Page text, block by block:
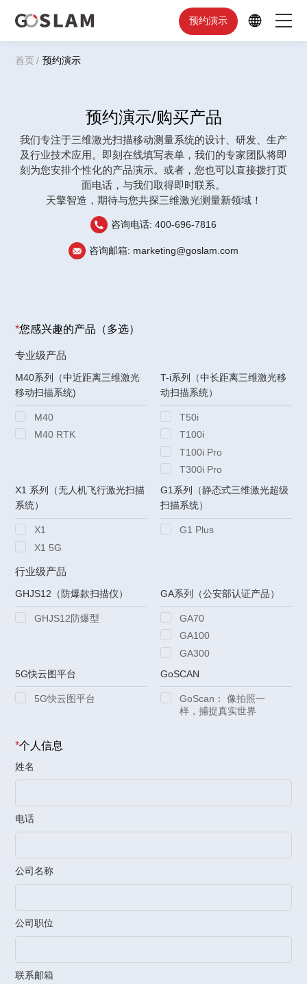
首页
服务支持
品牌简介
预约演示
首页/ 预约演示
预约演示/购买产品
我们专注于三维激光扫描移动测量系统的设计、研发、生产
及行业技术应用。即刻在线填写表单，我们的专家团队将即
刻为您安排个性化的产品演示。或者，您也可以直接拨打页
面电话，与我们取得即时联系。
天擎智造，期待与您共探三维激光测量新领域！
咨询电话: 400-696-7816
咨询邮箱: marketing@goslam.com
*您感兴趣的产品（多选）
专业级产品
M40系列（中近距离三维激光
移动扫描系统)
M40
M40 RTK
T-i系列（中长距离三维激光移
动扫描系统）
T50i
T100i
T100i Pro
T300i Pro
X1 系列（无人机飞行激光扫描
系统）
X1
X1 5G
G1系列（静态式三维激光超级
扫描系统）
G1 Plus
行业级产品
GHJS12（防爆款扫描仪）
GHJS12防爆型
GA系列（公安部认证产品）
GA70
GA100
GA300
5G快云图平台
5G快云图平台
GoSCAN
GoScan： 像拍照一
样，捕捉真实世界
*个人信息
姓名
电话
公司名称
公司职位
联系邮箱